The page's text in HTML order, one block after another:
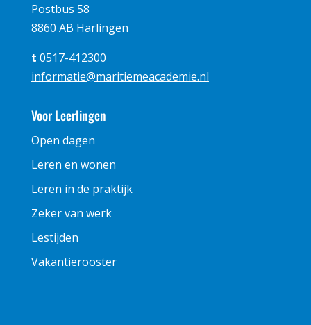
Postbus 58
8860 AB Harlingen
t 0517-412300
informatie@maritiemeacademie.nl
Voor Leerlingen
Open dagen
Leren en wonen
Leren in de praktijk
Zeker van werk
Lestijden
Vakantierooster